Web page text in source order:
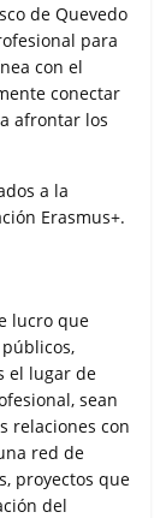
de Quevedo
para
con el
conectar
afrontar los
a la
Erasmus+.
lucro que
el lugar de
sean
relaciones con
red de
proyectos que
del